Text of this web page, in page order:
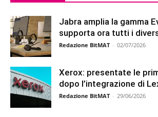
Jabra amplia la gamma
supporta ora tutti i
Redazione BitMAT - 02/07/2026
Xerox: presentate le
dopo l’integrazione di
Redazione BitMAT - 29/06/2026